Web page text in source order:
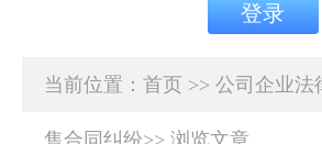
登录
当前位置： 首页 >> 公司企业法
售合同纠纷>>浏览文章